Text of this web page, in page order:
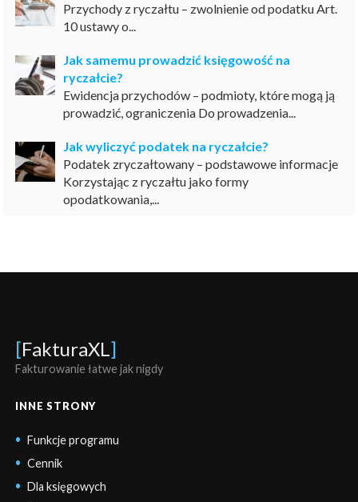
Przychody z ryczałtu – zwolnienie od podatku Art.
10 ustawy o...
Jak samemu prowadzić księgowość na
ryczałcie?
Ewidencja przychodów – podmioty, które mogą ją
prowadzić, ograniczenia Do prowadzenia...
Jak wyliczyć podatek na ryczałcie?
Podatek zryczałtowany – podstawowe informacje
Korzystając z ryczałtu jako formy
opodatkowania,...
[FakturaXL]
Fakturowanie łatwe jak nigdy
INNE STRONY
Funkcje programu
Cennik
Dla księgowych